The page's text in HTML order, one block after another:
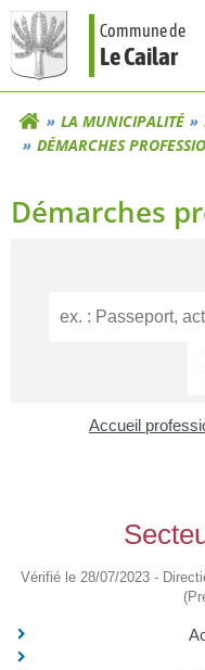
Aller
au
contenu
Commune de
Le Cailar
LA MUNICIPALITÉ
DÉMARCHES
Démarches
Accueil
Vérifié le 28/07/2023 -